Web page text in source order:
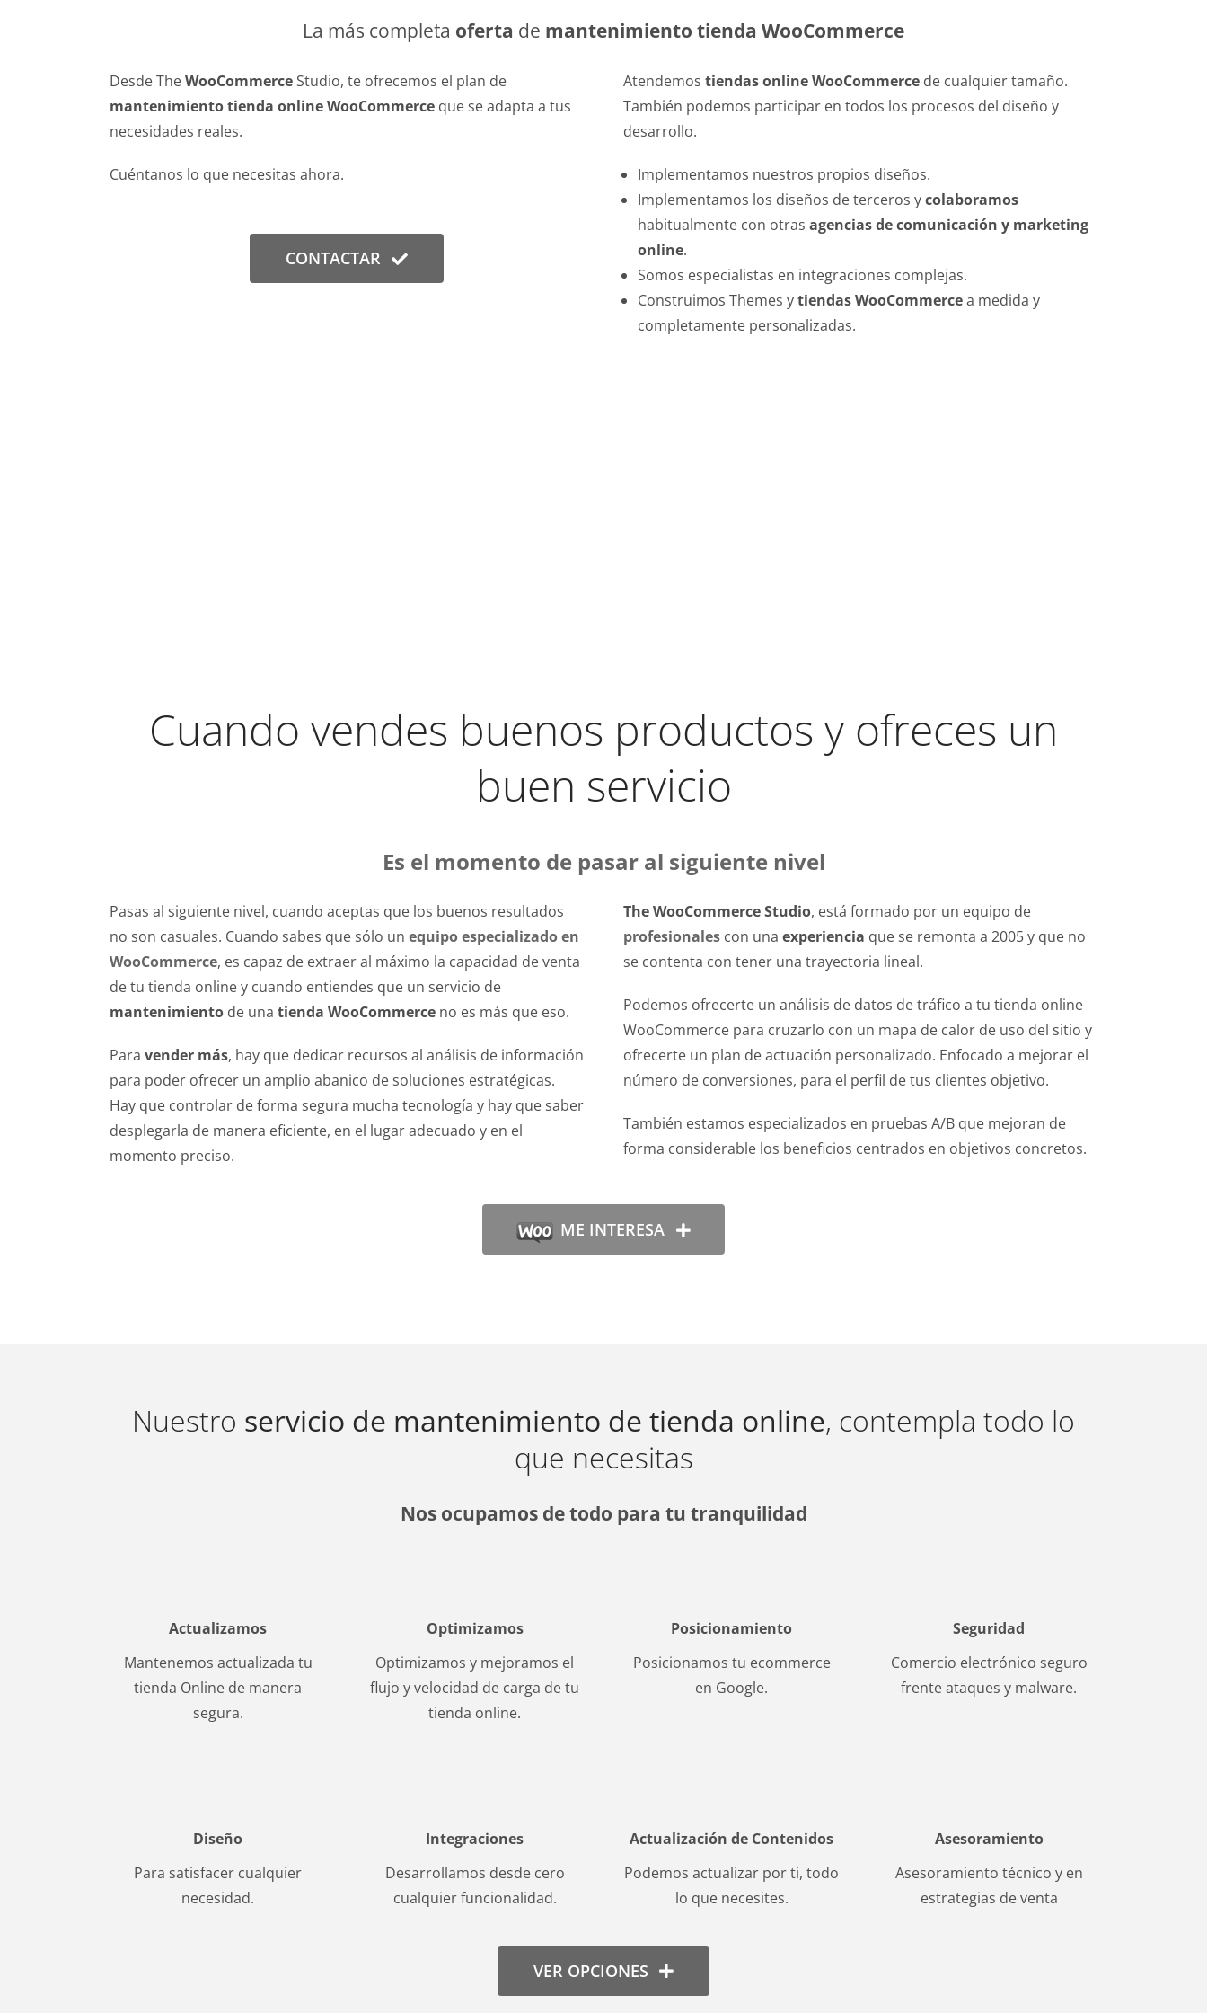
La más completa oferta de mantenimiento tienda WooCommerce
Desde TheWooCommerceStudio, te ofrecemos el plan de
mantenimiento tienda online WooCommerceque se adapta a tus
necesidades reales.
Cuéntanos lo que necesitas ahora.
CONTACTAR
Atendemos tiendas online WooCommercede cualquier tamaño.
También podemos participar en todos los procesos del diseño y
desarrollo.
Implementamos nuestros propios diseños.
Implementamos los diseños de terceros ycolaboramos
habitualmente con otras agencias de comunicación y marketing
online.
Somos especialistas en integraciones complejas.
Construimos Themes ytiendas WooCommercea medida y
completamente personalizadas.
Cuando vendes buenos productos y ofreces un
buen servicio
Es el momento de pasar al siguiente nivel
Pasas al siguiente nivel, cuando aceptas que los buenos resultados
no son casuales. Cuando sabes que sólo un equipo especializado en
WooCommerce, es capaz de extraer al máximo la capacidad de venta
de tu tienda online y cuando entiendes que un servicio de
mantenimientode una tienda WooCommerceno es más que eso.
Para vender más, hay que dedicar recursos al análisis de información
para poder ofrecer un amplio abanico de soluciones estratégicas.
Hay que controlar de forma segura mucha tecnología y hay que saber
desplegarla de manera eficiente, en el lugar adecuado y en el
momento preciso.
The WooCommerce Studio, está formado por un equipo de
profesionales con una experiencia que se remonta a 2005 y que no
se contenta con tener una trayectoria lineal.
Podemos ofrecerte un análisis de datos de tráfico a tu tienda online
WooCommerce para cruzarlo con un mapa de calor de uso del sitio y
ofrecerte un plan de actuación personalizado. Enfocado a mejorar el
número de conversiones, para el perfil de tus clientes objetivo.
También estamos especializados en pruebas A/B que mejoran de
forma considerable los beneficios centrados en objetivos concretos.
ME INTERESA
Nuestro servicio de mantenimiento de tienda online, contempla todo lo
que necesitas
Nos ocupamos de todo para tu tranquilidad
Actualizamos
Mantenemos actualizada tu
tienda Online de manera
segura.
Optimizamos
Optimizamos y mejoramos el
flujo y velocidad de carga de tu
tienda online.
Posicionamiento
Posicionamos tu ecommerce
en Google.
Seguridad
Comercio electrónico seguro
frente ataques y malware.
Diseño
Para satisfacer cualquier
necesidad.
Integraciones
Desarrollamos desde cero
cualquier funcionalidad.
Actualización de Contenidos
Podemos actualizar por ti, todo
lo que necesites.
Asesoramiento
Asesoramiento técnico y en
estrategias de venta
VER OPCIONES